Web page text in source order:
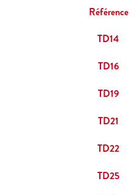
Référence
TD14
TD16
TD19
TD21
TD22
TD25